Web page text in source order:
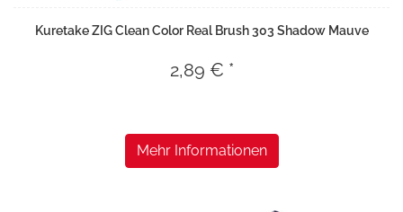
Kuretake ZIG Clean Color Real Brush 303 Shadow Mauve
2,89 € *
Mehr Informationen